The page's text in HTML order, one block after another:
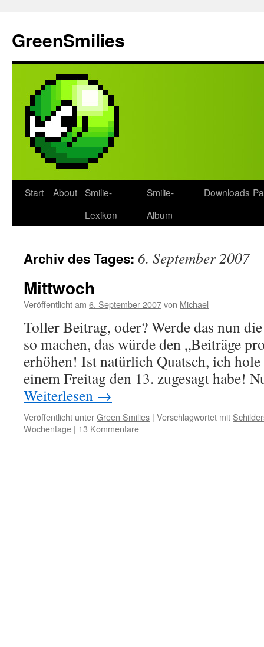
springen
GreenSmilies
Start About Smilie-
Lexikon
Smilie-
Album
Downloads
Archiv des Tages: 6. September 2007
Mittwoch
Veröffentlicht am 6. September 2007von Michael
Toller Beitrag, oder? Werde das nun
so machen, das würde den „Beiträge
erhöhen! Ist natürlich Quatsch, ich
einem Freitag den 13. zugesagt habe!
Weiterlesen →
Veröffentlicht unterGreen Smilies | Verschlagwortet mit
Wochentage | 13 Kommentare